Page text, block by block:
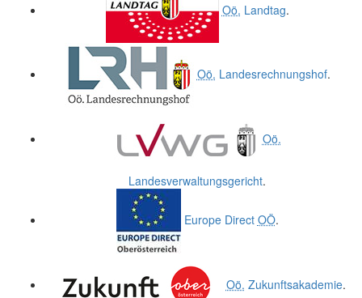
Oö. Landtag.
Oö. Landesrechnungshof.
Oö.
Landesverwaltungsgericht.
Europe Direct OÖ.
Oö. Zukunftsakademie.